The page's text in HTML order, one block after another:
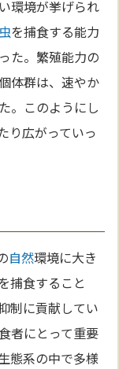
環境が挙げられ
を捕食する能力
た。繁殖能力の
体群は、速やか
。このようにし
り広がっていっ
自然環境に大き
捕食すること
制に貢献してい
者にとって重要
態系の中で多様